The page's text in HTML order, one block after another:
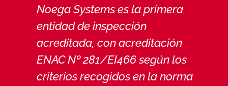
Noega Systems es la primera
entidad de inspección
acreditada, con acreditación
ENAC Nº 281/EI466 según los
criterios recogidos en la norma